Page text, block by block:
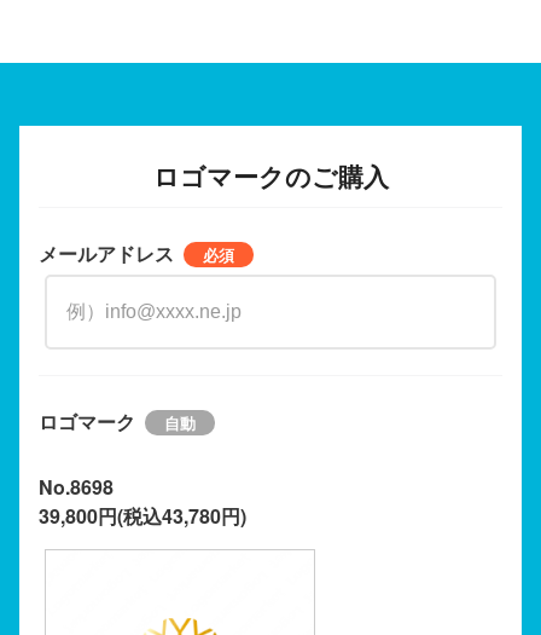
ロゴマークのご購入
メールアドレス
ロゴマーク
No.8698
39,800円(税込43,780円)